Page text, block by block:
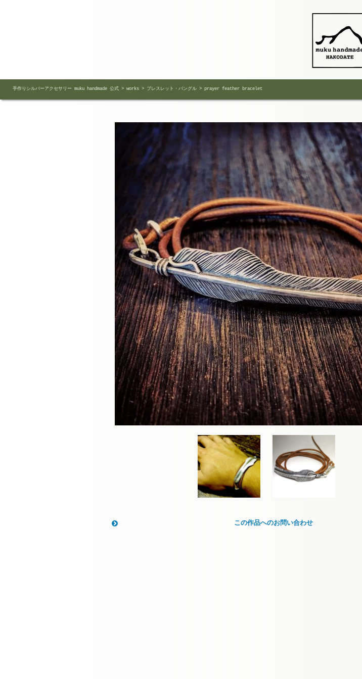
手作りシルバーアクセサリー muku handmade 公式 > works > ブレスレット・バングル > prayer feather bracelet
この作品へのお問い合わせ